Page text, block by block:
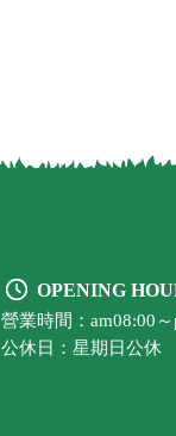
OPENING
營業時間：am08:00
公休日：星期日公休